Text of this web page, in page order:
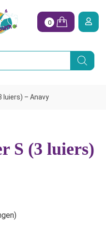
0
luiers) – Anavy
S (3 luiers)